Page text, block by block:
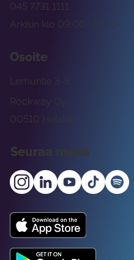
Arkisin klo 09:00 -15:00
045 7731 1111
Osoite
Rockway Oy
Lemuntie 3-5
00510 Helsinki
Seuraa meitä